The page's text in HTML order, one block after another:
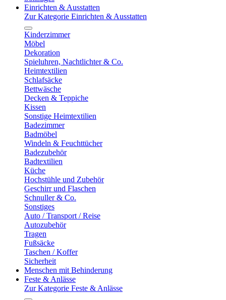
Einrichten & Ausstatten
Zur Kategorie Einrichten & Ausstatten
Kinderzimmer
Möbel
Dekoration
Spieluhren, Nachtlichter & Co.
Heimtextilien
Schlafsäcke
Bettwäsche
Decken & Teppiche
Kissen
Sonstige Heimtextilien
Badezimmer
Badmöbel
Windeln & Feuchttücher
Badezubehör
Badtextilien
Küche
Hochstühle und Zubehör
Geschirr und Flaschen
Schnuller & Co.
Sonstiges
Auto / Transport / Reise
Autozubehör
Tragen
Fußsäcke
Taschen / Koffer
Sicherheit
Menschen mit Behinderung
Feste & Anlässe
Zur Kategorie Feste & Anlässe